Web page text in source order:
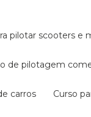
pilotar scooters e
de pilotagem
carros curso